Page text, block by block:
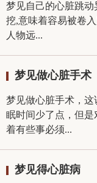
梦见自己的心脏跳
挖,意味着容易被卷
人物远...
梦见做心脏手术
梦见做心脏手术，
眠时间少了点，但
着有些事必须...
梦见得心脏病